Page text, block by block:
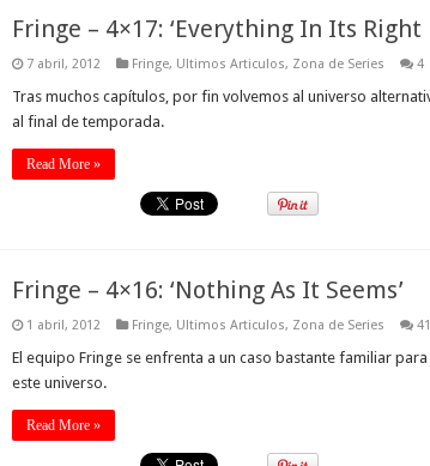
Fringe – 4×17: ‘Everything In Its Right
7 abril, 2012 Fringe, Ultimos Articulos, Zona de Series 4
Tras muchos capítulos, por fin volvemos al universo
al final de temporada.
Read More »
Fringe – 4×16: ‘Nothing As It Seems’
1 abril, 2012 Fringe, Ultimos Articulos, Zona de Series
El equipo Fringe se enfrenta a un caso bastante familiar
este universo.
Read More »